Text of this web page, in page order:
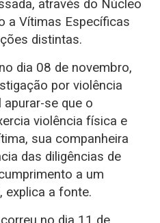
através do Núcleo
a Vítimas Específicas
distintas.
dia 08 de novembro,
por violência
se que o
violência física e
sua companheira
das diligências de
a um
explica a fonte.
no dia 11 de